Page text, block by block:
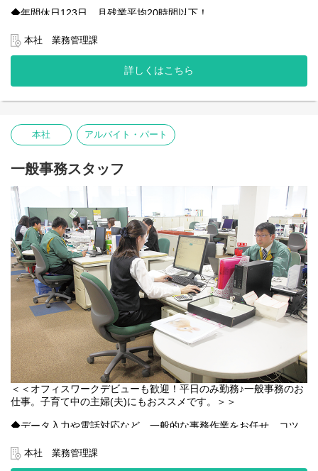
◆年間休日123日、月残業平均20時間以下！
事に集中できる環境が整っています。
働きやすい環境づくりにも力を入れている当社。困ったときは互
いに助けあえる、アットホームな職場です。自慢のきれいなオフ
ィスで、気持ちよくお仕事できますよ♪
落ち着いてじっくり長く働きたい方にピッタリです。
ます。
SEなどのIT業界で業務経験やSQLの知識ある方は即戦力としてご
社内データベース・ネットワークに関する管理やＡｃｃｅｓｓ等
によるプログラムの作成、外注システム会社への要件調整を担当
していただきます。
◆本社の情報システム部門でのお仕事です。
主に各部署からのシステムに関する問い合わせ対応をします。
社内で対応できるものは社内で実施し、納期や項目的に難しい場
合は外注システム会社へ依頼します。
具体的には、基幹システムのデータを基に解析やシステムの変更
対応を行います。
例えば、営業からお客様への提案に向けたデータの解析やその資
料の構築、さらにはヘルプデスクとして社内のネット環境に関す
るお困りごとを解決してもらいます。
◆ゆっくりと仕事を覚えていただきますのでご安心くださいね♪
入社後はOJTとして先輩社員指示の下、仕事を進めていただきま
す。
経験やスキルに応じて仕事を任せていきます。
本社 業務管理課
詳しくはこちら
本社 アルバイト・パート
一般事務スタッフ
＜＜オフィスワークデビューも歓迎！平日のみ勤務♪一般事務のお
仕事。子育て中の主婦(夫)にもおススメです。＞＞
◆データ入力や電話対応など、一般的な事務作業をお任せ。コツ
お任せするのは物流関連の請求業務全般、パソコンでのデータ入
力、電話対応など。事務仕事の経験がない方でも、先輩がイチか
本社 業務管理課